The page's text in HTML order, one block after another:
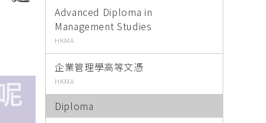
Advanced Diploma in
Management Studies
HKMA
企業管理學高等文憑
HKMA
Diploma